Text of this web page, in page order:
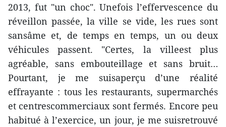
2013, fut "un choc". Unefois l’effervescence du
réveillon passée, la ville se vide, les rues sont
sansâme et, de temps en temps, un ou deux
véhicules passent. "Certes, la villeest plus
agréable, sans embouteillage et sans bruit…
Pourtant, je me suisaperçu d’une réalité
effrayante : tous les restaurants, supermarchés
et centrescommerciaux sont fermés. Encore peu
habitué à l’exercice, un jour, je me suisretrouvé